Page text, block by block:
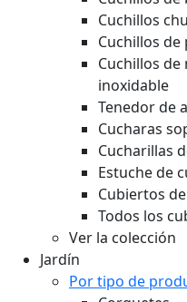
Cuchillos
Cuchillos de
Cuchillos de
inoxidable
Tenedor de
Cucharas
Cucharillas
Estuche de
Cubiertos
Todos los
Ver la colección
Jardín
Por tipo de